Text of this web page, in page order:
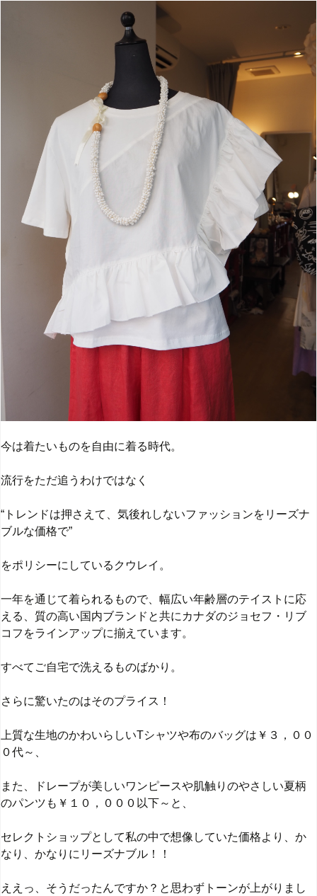
今は着たいものを自由に着る時代。
流行をただ追うわけではなく
“トレンドは押さえて、気後れしないファッションをリーズナ
ブルな価格で”
をポリシーにしているクウレイ。
一年を通じて着られるもので、幅広い年齢層のテイストに応
える、質の高い国内ブランドと共にカナダのジョセフ・リブ
コフをラインアップに揃えています。
すべてご自宅で洗えるものばかり。
さらに驚いたのはそのプライス！
上質な生地のかわいらしいTシャツや布のバッグは￥３，００
０代～、
また、ドレープが美しいワンピースや肌触りのやさしい夏柄
のパンツも￥１０，０００以下～と、
セレクトショップとして私の中で想像していた価格より、か
なり、かなりにリーズナブル！！
ええっ、そうだったんですか？と思わずトーンが上がりまし